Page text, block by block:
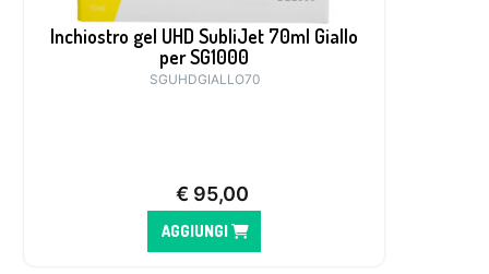
Inchiostro gel UHD SubliJet 70ml Giallo
per SG1000
SGUHDGIALLO70
€ 95,00
AGGIUNGI